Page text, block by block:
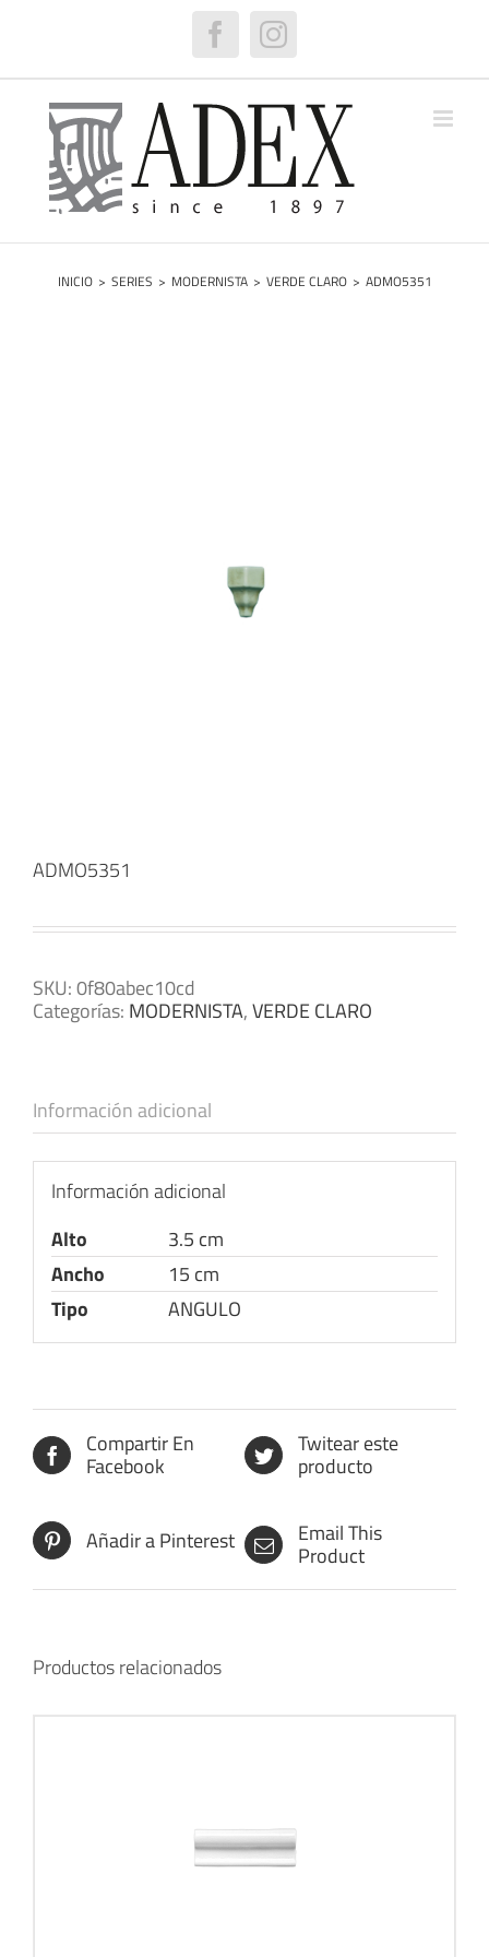
FacebookInstagram
INICIO > SERIES > MODERNISTA > VERDE CLARO > ADMO5351
ADMO5351
SKU:0f80abec10cd
Categorías: MODERNISTA,VERDE CLARO
Información adicional
Información adicional
Alto
3.5 cm
Ancho
15 cm
Tipo
ANGULO
Compartir En
Facebook
Twitear este
producto
Añadir a Pinterest Email This
Product
Productos relacionados